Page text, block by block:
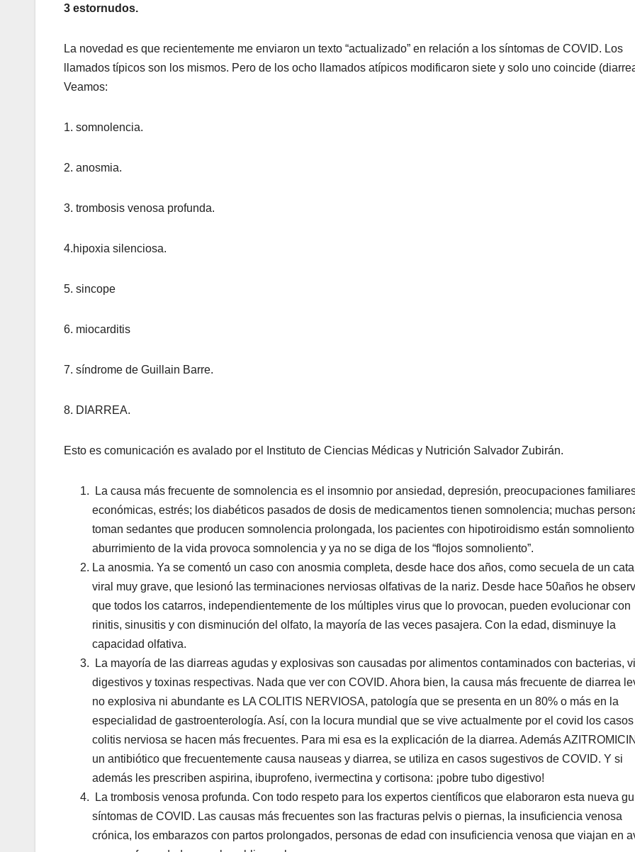
3 estornudos.
La novedad es que recientemente me enviaron un texto “actualizado” en relación a los síntomas de COVID. Los
llamados típicos son los mismos. Pero de los ocho llamados atípicos modificaron siete y solo uno coincide
Veamos:
1. somnolencia.
2. anosmia.
3. trombosis venosa profunda.
4.hipoxia silenciosa.
5. sincope
6. miocarditis
7. síndrome de Guillain Barre.
8. DIARREA.
Esto es comunicación es avalado por el Instituto de Ciencias Médicas y Nutrición Salvador Zubirán.
La causa más frecuente de somnolencia es el insomnio por ansiedad, depresión, preocupaciones
económicas, estrés; los diabéticos pasados de dosis de medicamentos tienen somnolencia; muchas
toman sedantes que producen somnolencia prolongada, los pacientes con hipotiroidismo están
aburrimiento de la vida provoca somnolencia y ya no se diga de los “flojos somnoliento”.
La anosmia. Ya se comentó un caso con anosmia completa, desde hace dos años, como secuela de un
viral muy grave, que lesionó las terminaciones nerviosas olfativas de la nariz. Desde hace 50años he
que todos los catarros, independientemente de los múltiples virus que lo provocan, pueden evolucionar con
rinitis, sinusitis y con disminución del olfato, la mayoría de las veces pasajera. Con la edad, disminuye la
capacidad olfativa.
La mayoría de las diarreas agudas y explosivas son causadas por alimentos contaminados con bacterias,
digestivos y toxinas respectivas. Nada que ver con COVID. Ahora bien, la causa más frecuente de diarrea
no explosiva ni abundante es LA COLITIS NERVIOSA, patología que se presenta en un 80% o más en la
especialidad de gastroenterología. Así, con la locura mundial que se vive actualmente por el covid los
colitis nerviosa se hacen más frecuentes. Para mi esa es la explicación de la diarrea. Además
un antibiótico que frecuentemente causa nauseas y diarrea, se utiliza en casos sugestivos de COVID. Y si
además les prescriben aspirina, ibuprofeno, ivermectina y cortisona: ¡pobre tubo digestivo!
La trombosis venosa profunda. Con todo respeto para los expertos científicos que elaboraron esta nueva
síntomas de COVID. Las causas más frecuentes son las fracturas pelvis o piernas, la insuficiencia venosa
crónica, los embarazos con partos prolongados, personas de edad con insuficiencia venosa que viajan en